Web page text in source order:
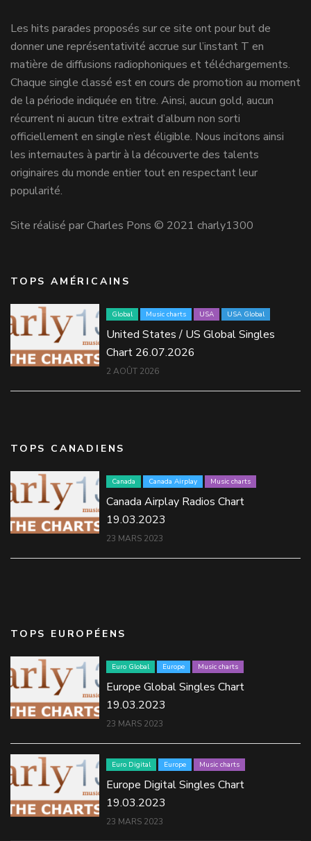
Les hits parades proposés sur ce site ont pour but de
donner une représentativité accrue sur l’instant T en
matière de diffusions radiophoniques et téléchargements.
Chaque single classé est en cours de promotion au moment
de la période indiquée en titre. Ainsi, aucun gold, aucun
récurrent ni aucun titre extrait d’album non sorti
officiellement en single n’est éligible. Nous incitons ainsi
les internautes à partir à la découverte des talents
originaires du monde entier tout en respectant leur
popularité.
Site réalisé par Charles Pons © 2021 charly1300
TOPS AMÉRICAINS
Global Music charts USA USA Global
United States / US Global Singles
Chart 26.07.2026
2 AOÛT 2026
TOPS CANADIENS
Canada Canada Airplay Music charts
Canada Airplay Radios Chart
19.03.2023
23 MARS 2023
TOPS EUROPÉENS
Euro Global Europe Music charts
Europe Global Singles Chart
19.03.2023
23 MARS 2023
Euro Digital Europe Music charts
Europe Digital Singles Chart
19.03.2023
23 MARS 2023